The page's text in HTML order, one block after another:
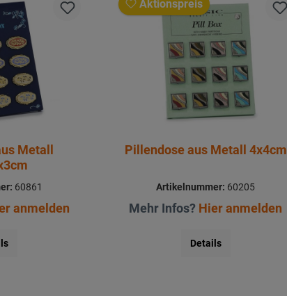
Metall
60861
anmelden
Aktionspreis
Pillendose aus Metall 4x4cm
Artikelnummer: 60205
Mehr Infos? Hier anmelden
Details